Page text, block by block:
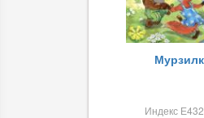
Индекс